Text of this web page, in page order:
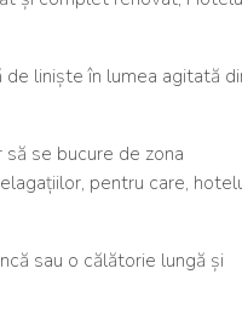
liniște în lumea agitată
se bucure de zona
pentru care,
sau o călătorie lungă și